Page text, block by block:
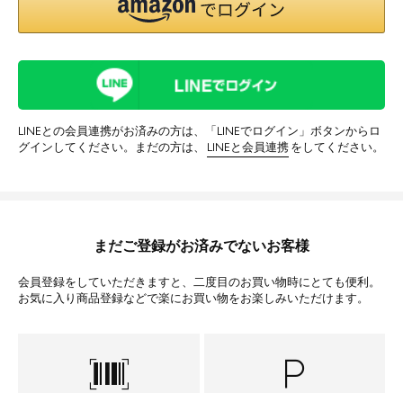
LINEとの会員連携がお済みの方は、「LINEでログイン」ボタンからロ
グインしてください。まだの方は、
LINEと会員連携 をしてください。
まだご登録がお済みでないお客様
会員登録をしていただきますと、二度目のお買い物時にとても便利。
お気に入り商品登録などで楽にお買い物をお楽しみいただけます。
barcode_scanner local_parking